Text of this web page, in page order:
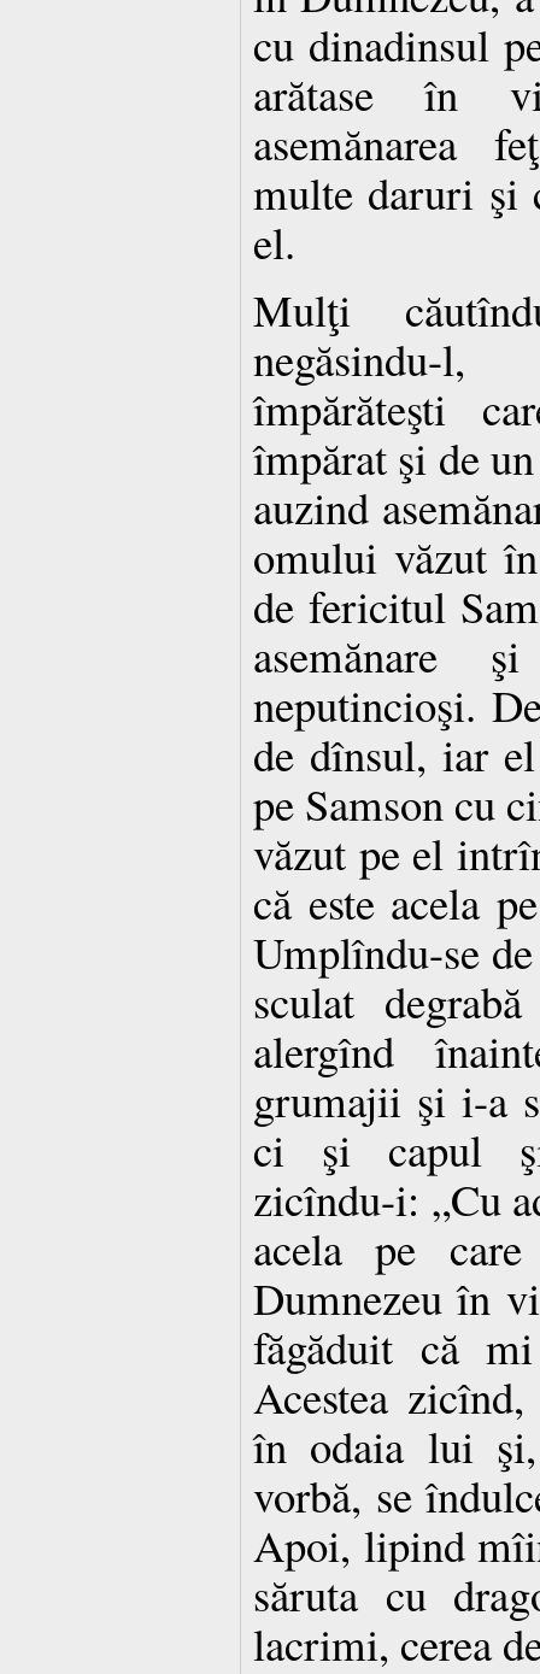
cu dinadinsul
arătase în
asemănarea
multe daruri şi
el.
Mulţi
împărăteşti
împărat şi de
auzind
omului văzut
de fericitul
asemănare
neputincioşi.
de dînsul, iar
pe Samson cu
văzut pe el
că este acela
Umplîndu-se
sculat
alergînd
grumajii şi i-a
ci şi capul
zicîndu-i: „Cu
acela pe
Dumnezeu în
făgăduit că
Acestea
în odaia lui
vorbă, se
Apoi, lipind
săruta cu
lacrimi, cerea